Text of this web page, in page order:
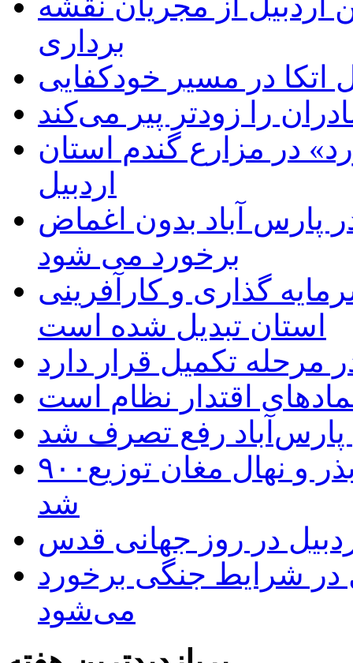
برداری
در مسیر خودکفایی
را زودتر پیر می‌کند
در مزارع گندم استان
اردبیل
پارس آباد بدون اغماض
برخورد می شود
گذاری و کارآفرینی
استان تبدیل شده است
مرحله تکمیل قرار دارد
اقتدار نظام است
پارس‌آباد رفع تصرف شد
۹۰۰هزار اصله نهال توسط ایستگاه بذر و نهال مغان توزیع
شد
در روز جهانی قدس
در شرایط جنگی برخورد
می‌شود